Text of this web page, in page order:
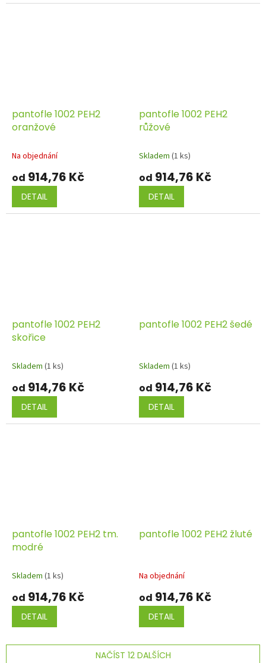
pantofle 1002 PEH2
oranžové
Na objednání
od 914,76 Kč
DETAIL
pantofle 1002 PEH2
růžové
Skladem (1 ks)
od 914,76 Kč
DETAIL
pantofle 1002 PEH2
skořice
Skladem (1 ks)
od 914,76 Kč
DETAIL
pantofle 1002 PEH2 šedé
Skladem (1 ks)
od 914,76 Kč
DETAIL
pantofle 1002 PEH2 tm.
modré
Skladem (1 ks)
od 914,76 Kč
DETAIL
pantofle 1002 PEH2 žluté
Na objednání
od 914,76 Kč
DETAIL
NAČÍST 12 DALŠÍCH